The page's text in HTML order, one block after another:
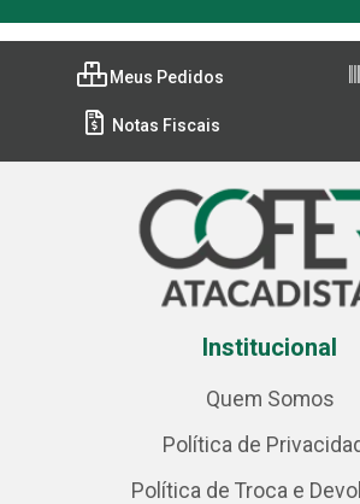
Meus Pedidos
Notas Fiscais
Institucional
Quem Somos
Política de
Política de Troca e